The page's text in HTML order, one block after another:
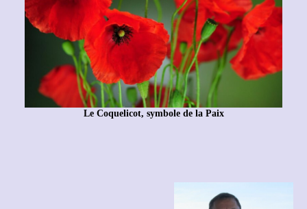
Le Coquelicot, symbole de la Paix